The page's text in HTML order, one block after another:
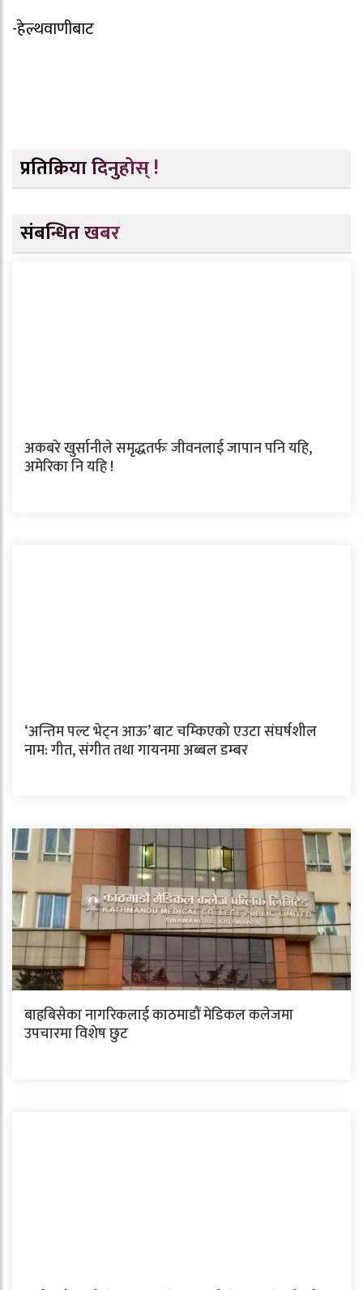
-हेल्थवाणीबाट
प्रतिक्रिया दिनुहोस् !
संबन्धित खबर
अकबरे खुर्सानीले समृद्धतर्फः जीवनलाई जापान पनि यहि,
अमेरिका नि यहि !
‘अन्तिम पल्ट भेट्न आऊ’ बाट चम्किएको एउटा संघर्षशील
नाम: गीत, संगीत तथा गायनमा अब्बल डम्बर
बाह्रबिसेका नागरिकलाई काठमाडौं मेडिकल कलेजमा
उपचारमा विशेष छुट